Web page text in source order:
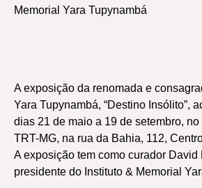
Memorial Yara Tupynambá
A exposição da renomada e
Yara Tupynambá, “Destino Insólito”,
dias 21 de maio a 19 de setembro,
TRT-MG, na rua da Bahia, 112,
A exposição tem como curador David
presidente do Instituto & Memorial